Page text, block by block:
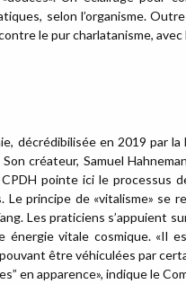
selon l’organisme.
le pur charlatanisme, avec
décrédibilisée en 2019 par
créateur, Samuel
pointe ici le processus
principe de «vitalisme» se
Les praticiens s’appuient
énergie vitale cosmique. «Il
être véhiculées par
en apparence», indique le